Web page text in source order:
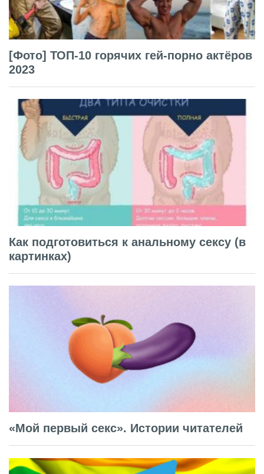
[Фото] ТОП-10 горячих гей-порно актёров
2023
Как подготовиться к анальному сексу (в
картинках)
«Мой первый секс». Истории читателей